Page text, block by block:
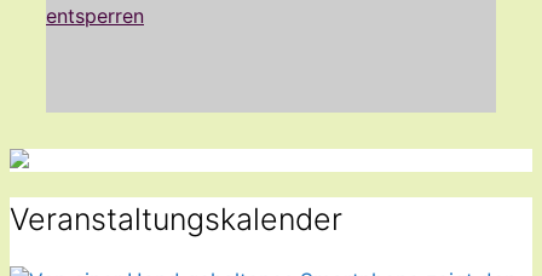
entsperren
Veranstaltungskalender